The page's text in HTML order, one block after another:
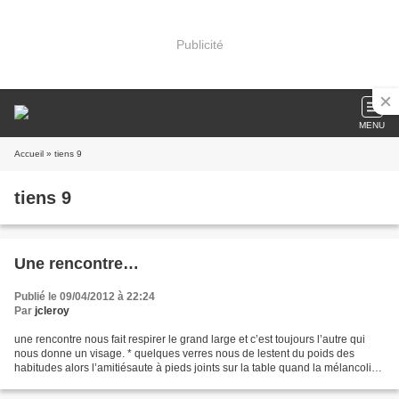
Publicité
MENU
Accueil » tiens 9
tiens 9
Une rencontre…
Publié le 09/04/2012 à 22:24
Par jcleroy
une rencontre nous fait respirer le grand large et c’est toujours l’autre qui
nous donne un visage. * quelques verres nous de lestent du poids des
habitudes alors l’amitiésaute à pieds joints sur la table quand la mélancolie